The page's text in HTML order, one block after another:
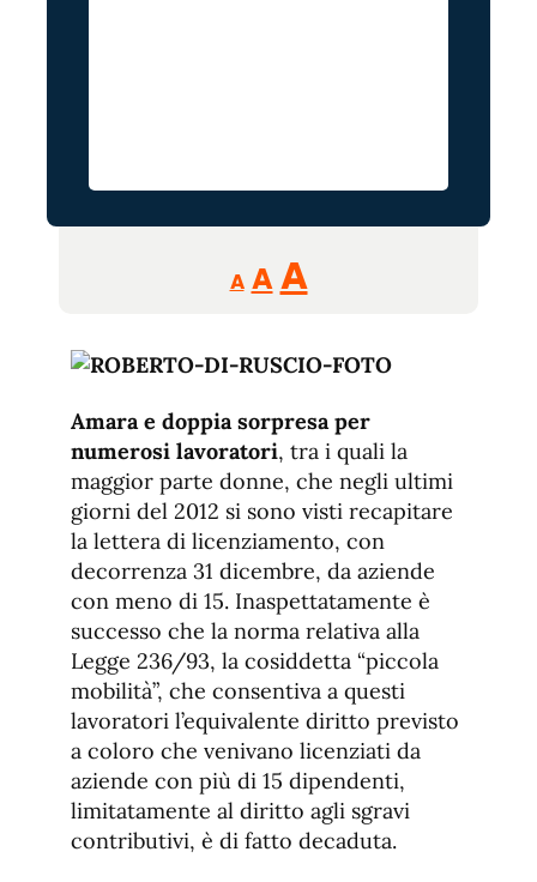
A
Reducir
tamaño
A Restablecer
de
AAumentar
de
fuente.
Amara e doppia sorpresa per
numerosi lavoratori, tra i quali la
maggior parte donne, che negli ultimi
giorni del 2012 si sono visti recapitare
la lettera di licenziamento, con
decorrenza 31 dicembre, da aziende
con meno di 15. Inaspettatamente è
successo che la norma relativa alla
Legge 236/93, la cosiddetta “piccola
mobilità”, che consentiva a questi
lavoratori l’equivalente diritto previsto
a coloro che venivano licenziati da
aziende con più di 15 dipendenti,
limitatamente al diritto agli sgravi
contributivi, è di fatto decaduta.